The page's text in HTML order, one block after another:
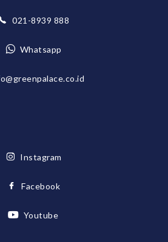
021-8939 888
Whatsapp
Instagram
Facebook
Youtube